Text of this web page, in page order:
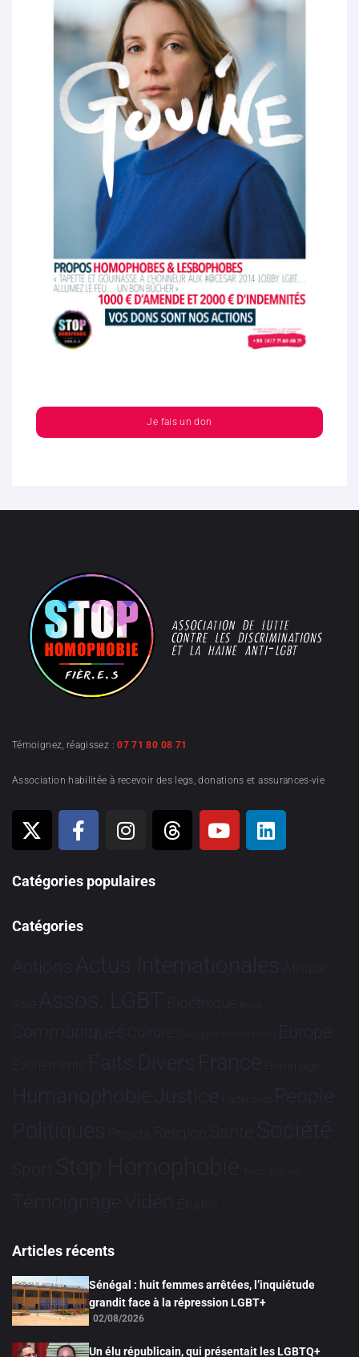
Je fais un don
Témoignez, réagissez :07 71 80 08 71
Association habilitée à recevoir des legs, donations et assurances-vie
Catégories populaires
Catégories
Actions Actus Internationales Afrique
Asie Assos. LGBT Bioéthique Brève
Communiqués Culture Dialogues France-Brésil Europe
Evénements Faits Divers France Hommage
HumanophobieJustice Partenariat People
Politiques Projets Religion Santé Société
Sport Stop Homophobie Tech Tribune
TémoignageVidéo Études
Articles récents
Sénégal : huit femmes arrêtées, l’inquiétude
grandit face à la répression LGBT+
02/08/2026
Un élu républicain, qui présentait les LGBTQ+